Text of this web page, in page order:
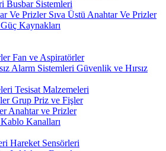
Busbar Sistemleri
Sıva Üstü Anahtar Ve Prizler
Güç Kaynakları
Fan ve Aspiratörler
Güvenlik ve Hırsız
Tesisat Malzemeleri
Grup Priz ve Fişler
Anahtar ve Prizler
Kablo Kanalları
Hareket Sensörleri